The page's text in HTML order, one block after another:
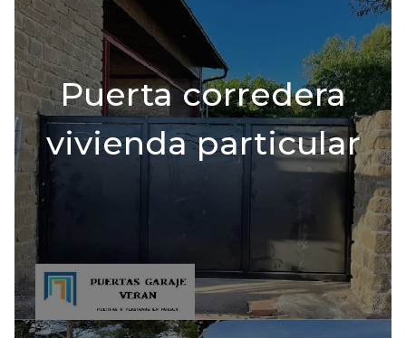
Puerta corredera
vivienda particular